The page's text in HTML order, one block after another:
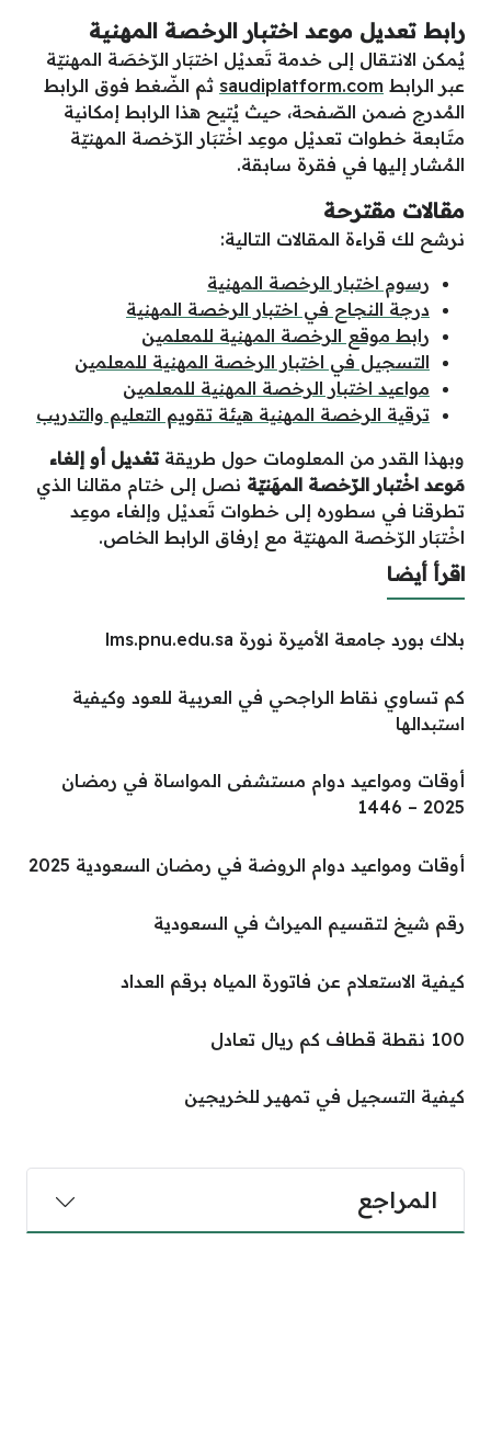
رابط تعديل موعد اختبار الرخصة المهنية
يُمكن الانتقال إلى خدمة تَعديْل اختبَار الرّخصَة المهنيّة
عبر الرابط saudiplatform.com ثم الضّغط فوق الرابط
المُدرج ضمن الصّفحة، حيث يُتيح هذا الرابط إمكانية
متَابعة خطوات تعديْل موعِد اخْتبَار الرّخصة المهنيّة
المُشار إليها في فقرة سابقة.
مقالات مقترحة
نرشح لك قراءة المقالات التالية:
رسوم اختبار الرخصة المهنية
درجة النجاح في اختبار الرخصة المهنية
رابط موقع الرخصة المهنية للمعلمين
التسجيل في اختبار الرخصة المهنية للمعلمين
مواعيد اختبار الرخصة المهنية للمعلمين
ترقية الرخصة المهنية هيئة تقويم التعليم والتدريب
وبهذا القدر من المعلومات حول طريقةتعْديل أو إلغاء
مَوعد اخْتبار الرّخصة المهَنيّة نصل إلى ختام مقالنا الذي
تطرقنا في سطوره إلى خطوات تَعديْل وإلغاء موعِد
اخْتبَار الرّخصة المهنيّة مع إرفاق الرابط الخاص.
اقرأ أيضا
بلاك بورد جامعة الأميرة نورة lms.pnu.edu.sa
كم تساوي نقاط الراجحي في العربية للعود وكيفية
استبدالها
أوقات ومواعيد دوام مستشفى المواساة في رمضان
2025 – 1446
أوقات ومواعيد دوام الروضة في رمضان السعودية 2025
رقم شيخ لتقسيم الميراث في السعودية
كيفية الاستعلام عن فاتورة المياه برقم العداد
100 نقطة قطاف كم ريال تعادل
كيفية التسجيل في تمهير للخريجين
المراجع